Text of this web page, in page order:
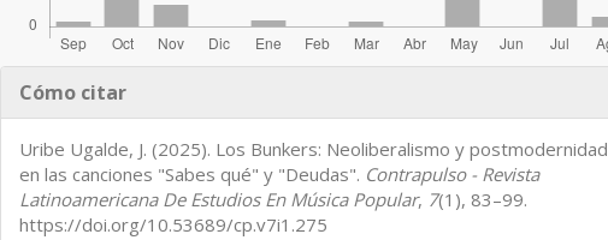
Detalles
del
artículo
Cómo citar
Uribe Ugalde, J. (2025). Los Bunkers: Neoliberalismo y postmodernidad
en las canciones "Sabes qué" y "Deudas". Contrapulso - Revista
Latinoamericana De Estudios En Música Popular, 7(1), 83–99.
https://doi.org/10.53689/cp.v7i1.275